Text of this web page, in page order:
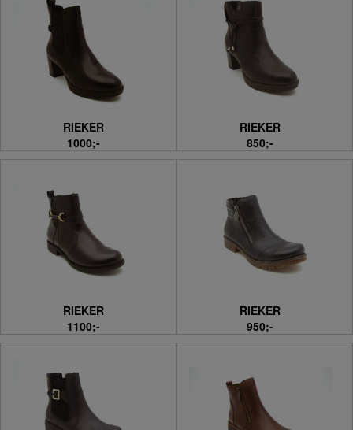
RIEKER
1000;-
RIEKER
850;-
RIEKER
1100;-
RIEKER
950;-